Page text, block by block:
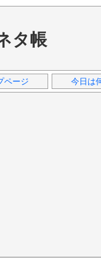
タ帳
ページ 今日は